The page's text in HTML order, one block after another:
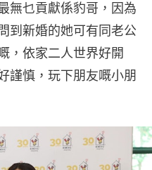
無乜貢獻係豹哥，因為
到新婚的她可有同老公
，依家二人世界好開
謹慎，玩下朋友嘅小朋